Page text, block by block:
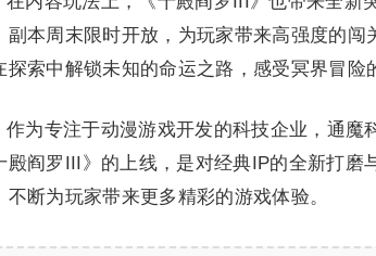
副本周末限时开放，为玩家带来高强度的
探索中解锁未知的命运之路，感受冥界冒险
作为专注于动漫游戏开发的科技企业，通魔
殿阎罗III》的上线，是对经典IP的全新打
不断为玩家带来更多精彩的游戏体验。